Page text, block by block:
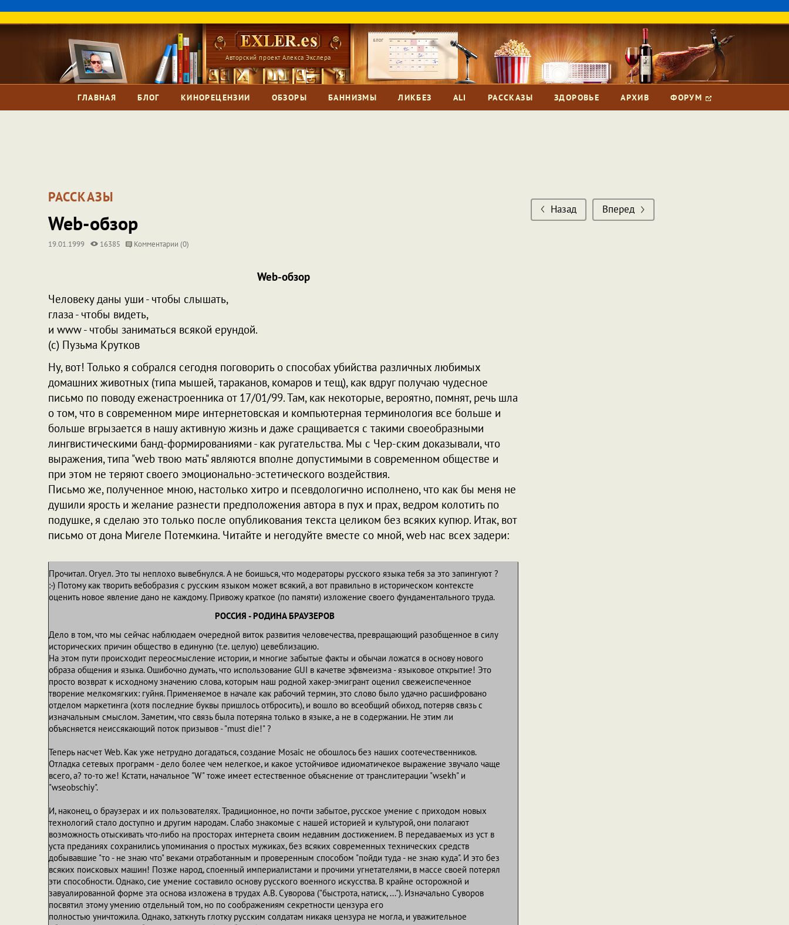
Авторский проект Алекса Экслера
ГЛАВНАЯ БЛОГ КИНОРЕЦЕНЗИИ ОБЗОРЫ БАННИЗМЫ ЛИКБЕЗ ALI РАССКАЗЫ ЗДОРОВЬЕ АРХИВ ФОРУМ
РАССКАЗЫ
Web-обзор
19.01.1999 16385 Комментарии (0)
Web-обзор
Человеку даны уши - чтобы слышать,
глаза - чтобы видеть,
и www - чтобы заниматься всякой ерундой.
(c) Пузьма Крутков
Ну, вот! Только я собрался сегодня поговорить о способах убийства различных любимых
домашних животных (типа мышей, тараканов, комаров и тещ), как вдруг получаю чудесное
письмо по поводу еженастроенника от 17/01/99. Там, как некоторые, вероятно, помнят, речь шла
о том, что в современном мире интернетовская и компьютерная терминология все больше и
больше вгрызается в нашу активную жизнь и даже сращивается с такими своеобразными
лингвистическими банд-формированиями - как ругательства. Мы с Чер-ским доказывали, что
выражения, типа "web твою мать" являются вполне допустимыми в современном обществе и
при этом не теряют своего эмоционально-эстетического воздействия.
Письмо же, полученное мною, настолько хитро и псевдологично исполнено, что как бы меня не
душили ярость и желание разнести предположения автора в пух и прах, ведром колотить по
подушке, я сделаю это только после опубликования текста целиком без всяких купюр. Итак, вот
письмо от дона Мигеле Потемкина. Читайте и негодуйте вместе со мной, web нас всех задери:
Прочитал. Огуел. Это ты неплохо вывебнулся. А не боишься, что модераторы русского языка тебя за это запингуют ?
:-) Потому как творить вебобразия с русским языком может всякий, а вот правильно в историческом контексте
оценить новое явление дано не каждому. Привожу краткое (по памяти) изложение своего фундаментального труда.
РОССИЯ - РОДИНА БРАУЗЕРОВ
Дело в том, что мы сейчас наблюдаем очередной виток развития человечества, превращающий разобщенное в силу
исторических причин общество в единуню (т.е. целую) цевеблизацию.
На этом пути происходит переосмысление истории, и многие забытые факты и обычаи ложатся в основу нового
образа общения и языка. Ошибочно думать, что использование GUI в качетве эфвмеизма - языковое открытие! Это
просто возврат к исходному значению слова, которым наш родной хакер-эмигрант оценил свежеиспеченное
творение мелкомягких: гуйня. Применяемое в начале как рабочий термин, это слово было удачно расшифровано
отделом маркетинга (хотя последние буквы пришлось отбросить), и вошло во всеобщий обиход, потеряв связь с
изначальным смыслом. Заметим, что связь была потеряна только в языке, а не в содержании. Не этим ли
объясняется неиссякающий поток призывов - "must die!" ?
Теперь насчет Web. Как уже нетрудно догадаться, создание Mosaic не обошлось без наших соотечественников.
Отладка сетевых программ - дело более чем нелегкое, и какое устойчивое идиоматичекое выражение звучало чаще
всего, а? то-то же! Кстати, начальное "W" тоже имеет естественное объяснение от транслитерации "wsekh" и
"wseobschiy".
И, наконец, о браузерах и их пользователях. Традиционное, но почти забытое, русское умение с приходом новых
технологий стало доступно и другим народам. Слабо знакомые с нашей историей и культурой, они полагают
возможность отыскивать что-либо на просторах интернета своим недавним достижением. В передаваемых из уст в
уста преданиях сохранились упоминания о простых мужиках, без всяких современных технических средств
добывавшие "то - не знаю что" веками отработанным и проверенным способом "пойди туда - не знаю куда". И это без
всяких поисковых машин! Позже народ, споенный империалистами и прочими угнетателями, в массе своей потерял
эти способности. Однако, сие умение составило основу русского военного искусства. В крайне осторожной и
завуалированной форме эта основа изложена в трудах А.В. Суворова ("быстрота, натиск, ..."). Изначально Суворов
посвятил этому умению отдельный том, но по соображениям секретности цензура его
полностью уничтожила. Однако, заткнуть глотку русским солдатам никакя цензура не могла, и уважительное
Назад Вперед